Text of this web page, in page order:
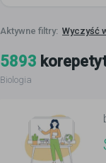
Wyczyść
5893
Biologia